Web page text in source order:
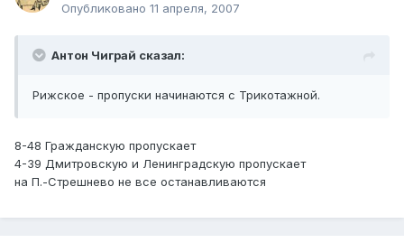
Опубликовано 11 апреля, 2007
Антон Чиграй сказал:
Рижское - пропуски начинаются с Трикотажной.
8-48 Гражданскую пропускает
4-39 Дмитровскую и Ленинградскую пропускает
на П.-Стрешнево не все останавливаются